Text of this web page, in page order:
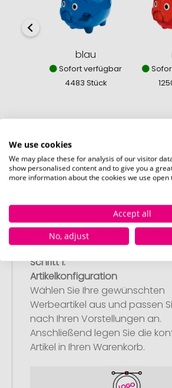
blau
Sofort verfügbar
4483 Stück
So einfach bestellen Sie Ihre
Pinkcube
Schritt 1:
Artikelkonfiguration
Wählen Sie Ihre gewünschten
Werbeartikel aus und passen
nach Ihren Vorstellungen an.
Anschließend legen Sie die
Artikel in Ihren Warenkorb.
We use cookies
We may place these for analysis of our visitor
show personalised content and to give you a
more information about the cookies we use open
Accept all
No, adjust